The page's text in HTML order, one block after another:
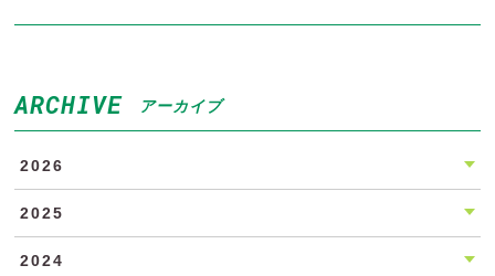
ARCHIVE アーカイブ
2026
2025
2024